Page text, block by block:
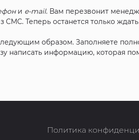
и e-mail. Вам перезвонит
Теперь останется только
образом. Заполняете
написать информацию, которая
Политика